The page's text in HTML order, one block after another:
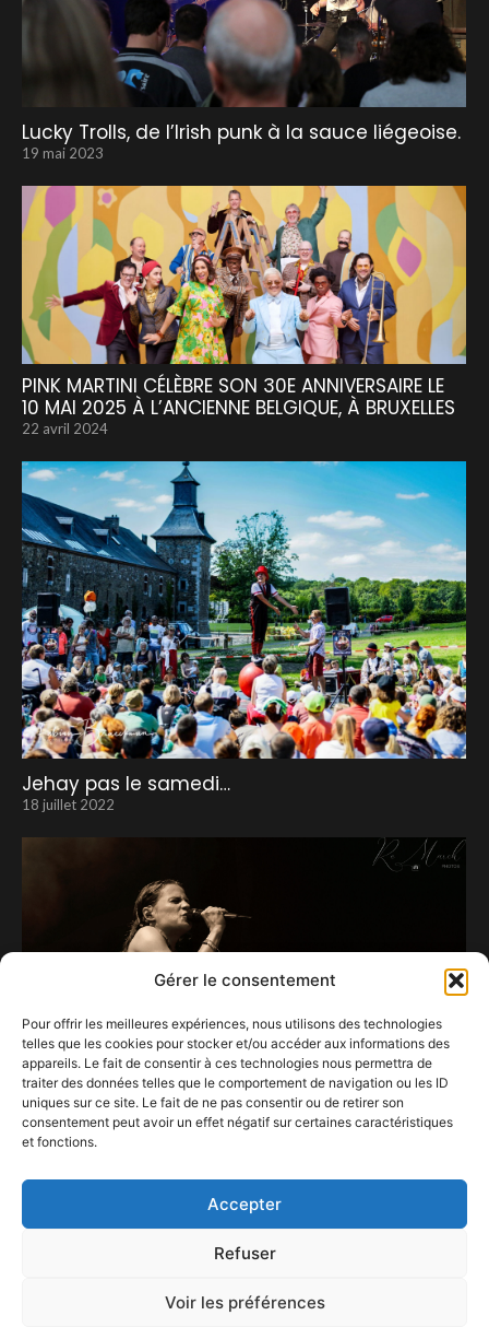
Gérer le consentement
Pour offrir les meilleures expériences, nous utilisons des technologies
telles que les cookies pour stocker et/ou accéder aux informations des
appareils. Le fait de consentir à ces technologies nous permettra de
traiter des données telles que le comportement de navigation ou les ID
uniques sur ce site. Le fait de ne pas consentir ou de retirer son
consentement peut avoir un effet négatif sur certaines caractéristiques
et fonctions.
Accepter
Refuser
Voir les préférences
Lucky Trolls, de l’Irish punk à la sauce liégeoise.
19 mai 2023
PINK MARTINI CÉLÈBRE SON 30E ANNIVERSAIRE LE
10 MAI 2025 À L’ANCIENNE BELGIQUE, À BRUXELLES
22 avril 2024
Jehay pas le samedi…
18 juillet 2022
7 octobre 2023